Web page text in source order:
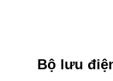
Bộ lưu